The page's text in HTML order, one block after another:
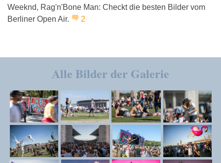
Weeknd, Rag'n'Bone Man: Checkt die besten Bilder vom
Berliner Open Air.
2
Alle Bilder der Galerie